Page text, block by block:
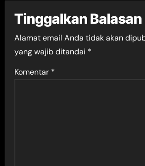
Tinggalkan Balasan
Alamat email Anda tidak akan
yang wajib ditandai *
Komentar *